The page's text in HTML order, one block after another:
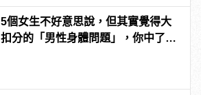
5個女生不好意思說，但其實覺得大
扣分的「男性身體問題」，你中了